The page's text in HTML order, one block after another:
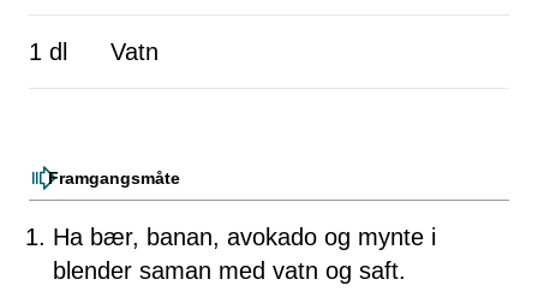
1 dl Vatn
Framgangsmåte
Ha bær, banan, avokado og mynte i
blender saman med vatn og saft.